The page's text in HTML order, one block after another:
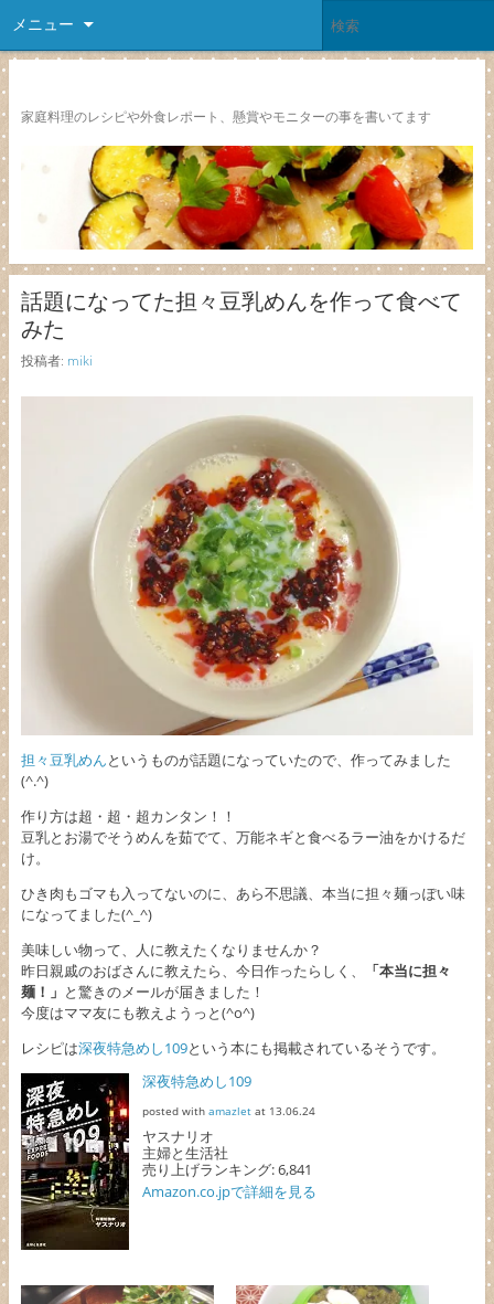
メニュー
家庭料理のレシピや外食レポート、懸賞やモニターの事を書いてます
話題になってた担々豆乳めんを作って食べて
みた
投稿者: miki
担々豆乳めんというものが話題になっていたので、作ってみました
(^.^)
作り方は超・超・超カンタン！！
豆乳とお湯でそうめんを茹でて、万能ネギと食べるラー油をかけるだ
け。
ひき肉もゴマも入ってないのに、あら不思議、本当に担々麺っぽい味
になってました(^_^)
美味しい物って、人に教えたくなりませんか？
昨日親戚のおばさんに教えたら、今日作ったらしく、
「本当に担々
麺！」 と驚きのメールが届きました！
今度はママ友にも教えようっと(^o^)
レシピは深夜特急めし109という本にも掲載されているそうです。
深夜特急めし109
posted with amazletat 13.06.24
ヤスナリオ
主婦と生活社
売り上げランキング: 6,841
Amazon.co.jpで詳細を見る